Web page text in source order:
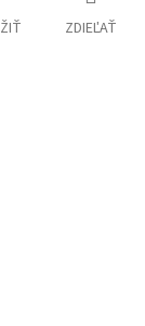
ZDIEĽAŤ